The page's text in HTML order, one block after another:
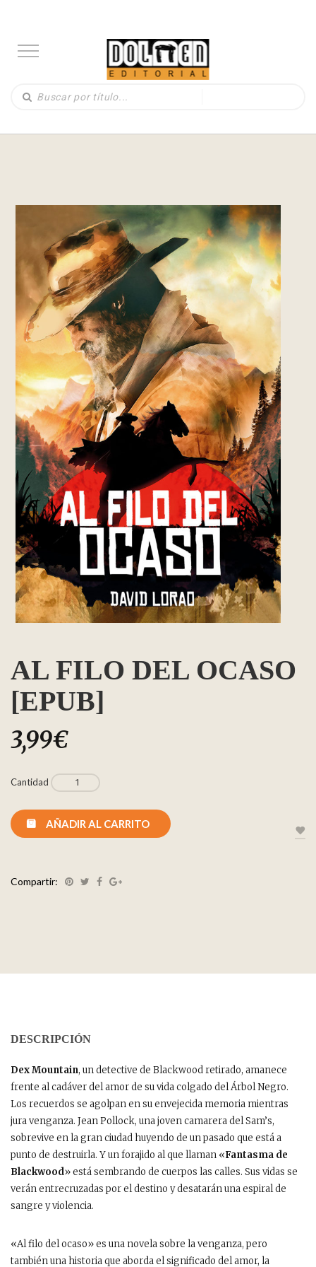
AL FILO DEL OCASO
[EPUB]
3,99€
Cantidad
AÑADIR AL CARRITO
Compartir:
DESCRIPCIÓN
Dex Mountain, un detective de Blackwood retirado, amanece
frente al cadáver del amor de su vida colgado del Árbol Negro.
Los recuerdos se agolpan en su envejecida memoria mientras
jura venganza. Jean Pollock, una joven camarera del Sam’s,
sobrevive en la gran ciudad huyendo de un pasado que está a
punto de destruirla. Y un forajido al que llaman «Fantasma de
Blackwood» está sembrando de cuerpos las calles. Sus vidas se
verán entrecruzadas por el destino y desatarán una espiral de
sangre y violencia.
«Al filo del ocaso» es una novela sobre la venganza, pero
también una historia que aborda el significado del amor, la